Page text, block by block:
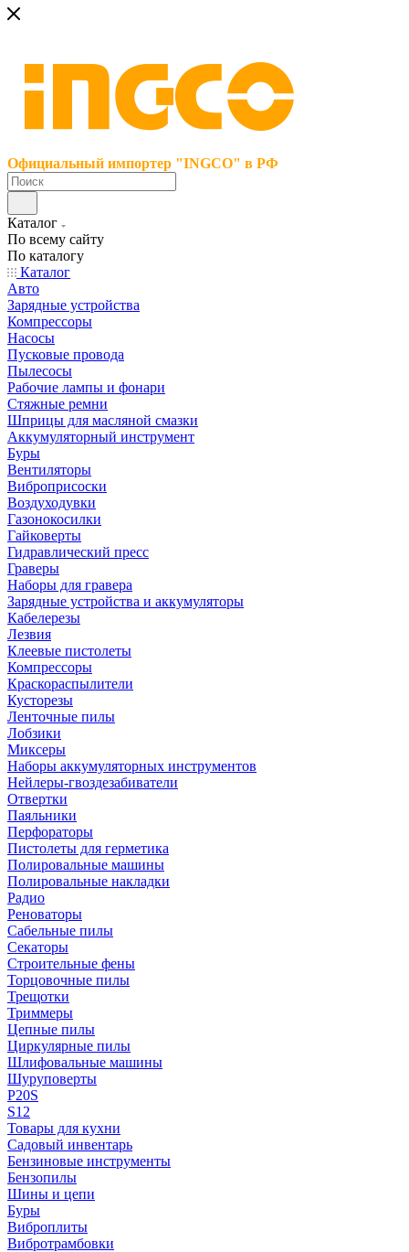
Официальный импортер "INGCO" в РФ
Каталог
По всему сайту
По каталогу
Каталог
Авто
Зарядные устройства
Компрессоры
Насосы
Пусковые провода
Пылесосы
Рабочие лампы и фонари
Стяжные ремни
Шприцы для масляной смазки
Аккумуляторный инструмент
Буры
Вентиляторы
Виброприсоски
Воздуходувки
Газонокосилки
Гайковерты
Гидравлический пресс
Граверы
Наборы для гравера
Зарядные устройства и аккумуляторы
Кабелерезы
Лезвия
Клеевые пистолеты
Компрессоры
Краскораспылители
Кусторезы
Ленточные пилы
Лобзики
Миксеры
Наборы аккумуляторных инструментов
Нейлеры-гвоздезабиватели
Отвертки
Паяльники
Перфораторы
Пистолеты для герметика
Полировальные машины
Полировальные накладки
Радио
Реноваторы
Сабельные пилы
Секаторы
Строительные фены
Торцовочные пилы
Трещотки
Триммеры
Цепные пилы
Циркулярные пилы
Шлифовальные машины
Шуруповерты
P20S
S12
Товары для кухни
Садовый инвентарь
Бензиновые инструменты
Бензопилы
Шины и цепи
Буры
Виброплиты
Вибротрамбовки